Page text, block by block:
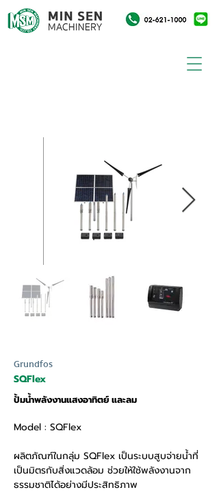
Grundfos
SQFlex
ปั้มน้ำพลังงานแสงอาทิตย์ และลม
Model : SQFlex
ผลิตภัณฑ์ในกลุ่ม SQFlex เป็นระบบสูบจ่ายน้ำที่
เป็นมิตรกับสิ่งแวดล้อม ช่วยให้ใช้พลังงานจาก
ธรรมชาติได้อย่างมีประสิทธิภาพ